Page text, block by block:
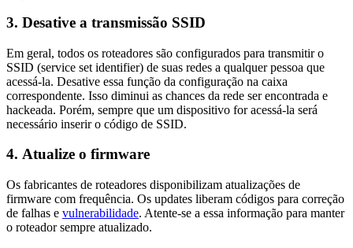
3. Desative a transmissão SSID
Em geral, todos os roteadores são configurados para transmitir o
SSID (service set identifier) de suas redes a qualquer pessoa que
acessá-la. Desative essa função da configuração na caixa
correspondente. Isso diminui as chances da rede ser encontrada e
hackeada. Porém, sempre que um dispositivo for acessá-la será
necessário inserir o código de SSID.
4. Atualize o firmware
Os fabricantes de roteadores disponibilizam atualizações de
firmware com frequência. Os updates liberam códigos para correção
de falhas e vulnerabilidade. Atente-se a essa informação para manter
o roteador sempre atualizado.